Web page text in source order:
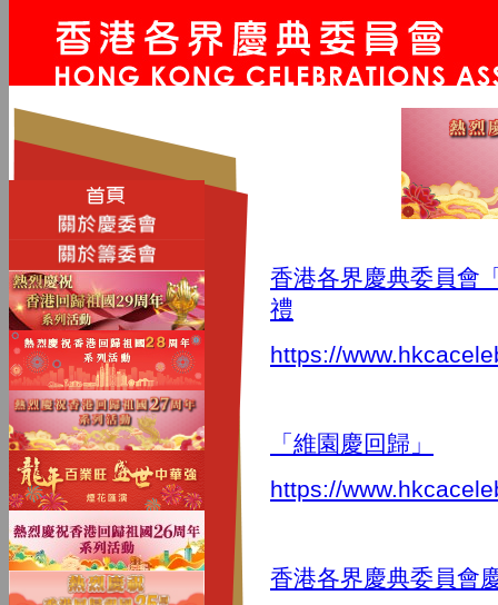
香港各界慶典委員會
禮
https://
「維園慶回歸」
https://
香港各界慶典委員會